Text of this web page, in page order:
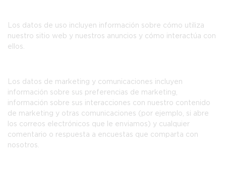
Los datos de uso incluyen información sobre cómo utiliza
nuestro sitio web y nuestros anuncios y cómo interactúa con
ellos.
Los datos de marketing y comunicaciones incluyen
información sobre sus preferencias de marketing,
información sobre sus interacciones con nuestro contenido
de marketing y otras comunicaciones (por ejemplo, si abre
los correos electrónicos que le enviamos) y cualquier
comentario o respuesta a encuestas que comparta con
nosotros.